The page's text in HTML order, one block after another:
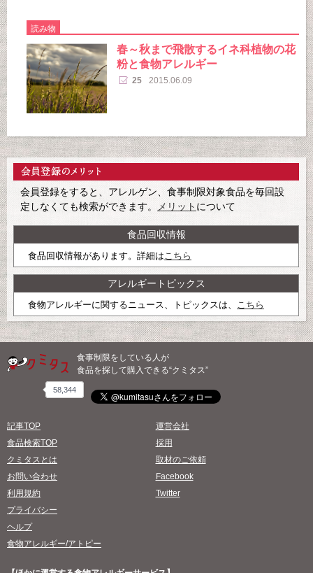
読み物
春～秋まで飛散するイネ科植物の花
粉と食物アレルギー
25 2015.06.09
会員登録をすると、アレルゲン、食事制限対象食品を毎回設
定しなくても検索ができます。
メリット について
食品回収情報
食品回収情報があります。詳細はこちら
アレルギートピックス
食物アレルギーに関するニュース、トピックスは、 こちら
食事制限をしている人が
食品を探して購入できる“クミタス”
58,344
記事TOP
食品検索TOP
クミタスとは
お問い合わせ
利用規約
プライバシー
ヘルプ
食物アレルギー/アトピー
運営会社
採用
取材のご依頼
Facebook
Twitter